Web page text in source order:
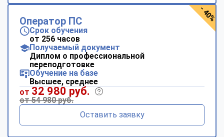
Оператор ПС
Срок обучения
от 256 часов
Получаемый документ
Диплом о профессиональной
переподготовке
Обучение на базе
Высшее, среднее
от 32 980 руб.
от 54 980 руб.
Оставить заявку
- 40%